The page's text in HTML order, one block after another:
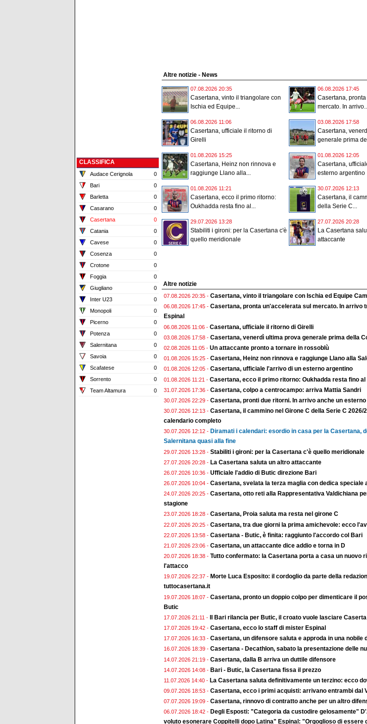
CLASSIFICA
Audace Cerignola
0
Bari
0
Barletta
0
Casarano
0
Casertana
0
Catania
0
Cavese
0
Cosenza
0
Crotone
0
Foggia
0
Giugliano
0
Inter U23
0
Monopoli
0
Picerno
0
Potenza
0
Salernitana
0
Savoia
0
Scafatese
0
Sorrento
0
Team Altamura
0
Altre notizie - News
07.08.2026 20:35
Casertana, vinto il triangolare con
Ischia ed Equipe...
06.08.2026 17:45
Casertana,
mercato. In
06.08.2026 11:06
Casertana, ufficiale il ritorno di
Girelli
03.08.2026 17:58
Casertana,
generale prima
01.08.2026 15:25
Casertana, Heinz non rinnova e
raggiunge Llano alla...
01.08.2026 12:05
Casertana,
esterno argentino
01.08.2026 11:21
Casertana, ecco il primo ritorno:
Oukhadda resta fino al...
30.07.2026 12:13
Casertana, il
della Serie C...
29.07.2026 13:28
Stabiliti i gironi: per la Casertana c'è
quello meridionale
27.07.2026 20:28
La Casertana
attaccante
Altre notizie
07.08.2026 20:35 - Casertana, vinto il triangolare con Ischia ed Equipe
06.08.2026 17:45 - Casertana, pronta un'accelerata sul mercato. In arrivo
Espinal
06.08.2026 11:06 - Casertana, ufficiale il ritorno di Girelli
03.08.2026 17:58 - Casertana, venerdì ultima prova generale prima della
02.08.2026 11:05 - Un attaccante pronto a tornare in rossoblù
01.08.2026 15:25 - Casertana, Heinz non rinnova e raggiunge Llano alla
01.08.2026 12:05 - Casertana, ufficiale l'arrivo di un esterno argentino
01.08.2026 11:21 - Casertana, ecco il primo ritorno: Oukhadda resta fino al
31.07.2026 17:36 - Casertana, colpo a centrocampo: arriva Mattia Sandri
30.07.2026 22:29 - Casertana, pronti due ritorni. In arrivo anche un
30.07.2026 12:13 - Casertana, il cammino nel Girone C della Serie C 2026/
calendario completo
30.07.2026 12:12 - Diramati i calendari: esordio in casa per la Casertana,
Salernitana quasi alla fine
29.07.2026 13:28 - Stabiliti i gironi: per la Casertana c'è quello meridionale
27.07.2026 20:28 - La Casertana saluta un altro attaccante
26.07.2026 10:36 - Ufficiale l'addio di Butic direzione Bari
26.07.2026 10:04 - Casertana, svelata la terza maglia con dedica speciale
24.07.2026 20:25 - Casertana, otto reti alla Rappresentativa Valdichiana
stagione
23.07.2026 18:28 - Casertana, Proia saluta ma resta nel girone C
22.07.2026 20:25 - Casertana, tra due giorni la prima amichevole: ecco
22.07.2026 13:58 - Casertana - Butic, è finita: raggiunto l'accordo col Bari
21.07.2026 23:06 - Casertana, un attaccante dice addio e torna in D
20.07.2026 18:38 - Tutto confermato: la Casertana porta a casa un nuovo
l'attacco
19.07.2026 22:37 - Morte Luca Esposito: il cordoglio da parte della
tuttocasertana.it
19.07.2026 18:07 - Casertana, pronto un doppio colpo per dimenticare il
Butic
17.07.2026 21:11 - Il Bari rilancia per Butic, il croato vuole lasciare Caserta
17.07.2026 19:42 - Casertana, ecco lo staff di mister Espinal
17.07.2026 16:33 - Casertana, un difensore saluta e approda in una nobile
16.07.2026 18:39 - Casertana - Decathlon, sabato la presentazione delle
14.07.2026 21:19 - Casertana, dalla B arriva un duttile difensore
14.07.2026 14:08 - Bari - Butic, la Casertana fissa il prezzo
11.07.2026 14:40 - La Casertana saluta definitivamente un terzino: ecco
09.07.2026 18:53 - Casertana, ecco i primi acquisti: arrivano entrambi dal
07.07.2026 19:09 - Casertana, rinnovo di contratto anche per un altro
06.07.2026 18:42 - Degli Esposti: "Categoria da custodire gelosamente"
voluto esonerare Coppitelli dopo Latina" Espinal: "Orgoglioso di essere